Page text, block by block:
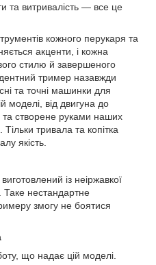
та витривалість — все це
кожного перукаря та
акценти, і кожна
стилю й завершеного
тример назавжди
та точні машинки для
моделі, від двигуна до
та створене руками наших
Тільки тривала та копітка
якість.
із неіржавкої
Таке нестандартне
змогу не боятися
що надає цій моделі.